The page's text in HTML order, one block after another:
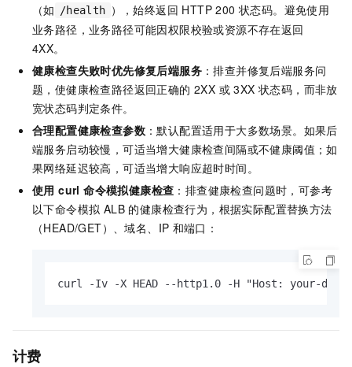
（如
/health ），始终返回 HTTP 200 状态码。避免使用
业务路径，业务路径可能因权限校验或资源不存在返回
4XX。
健康检查失败时优先修复后端服务 ：排查并修复后端服务问
题，使健康检查路径返回正确的 2XX 或 3XX 状态码，而非放
宽状态码判定条件。
合理配置健康检查参数 ：默认配置适用于大多数场景。如果后
端服务启动较慢，可适当增大健康检查间隔或不健康阈值；如
果网络延迟较高，可适当增大响应超时时间。
使用 curl 命令模拟健康检查 ：排查健康检查问题时，可参考
以下命令模拟 ALB 的健康检查行为，根据实际配置替换方法
（HEAD/GET）、域名、IP 和端口：
curl -Iv -X HEAD --http1.0 -H "Host: your-
计费